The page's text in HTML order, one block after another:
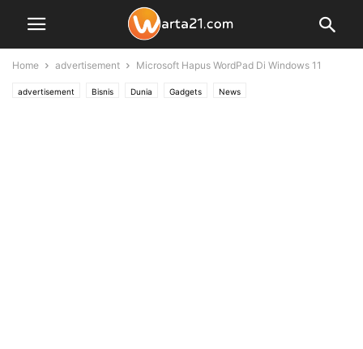
Home advertisement Microsoft Hapus WordPad Di Windows 11
advertisement Bisnis Dunia Gadgets News